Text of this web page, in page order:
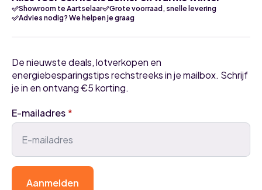
Showroom te Aartselaar
Grote voorraad, snelle levering
Advies nodig? We helpen je graag
De nieuwste deals, lotverkopen en
energiebesparingstips rechstreeks in je mailbox. Schrijf
je in en ontvang €5 korting.
E-mailadres*
Aanmelden